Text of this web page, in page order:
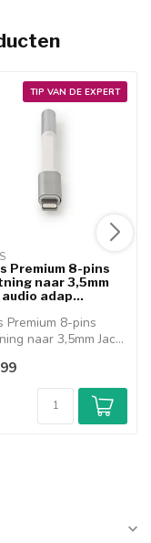
TIP VAN DE EXPERT
Premium 8-pins
naar 3,5mm
audio adap...
Premium 8-pins
naar 3,5mm Jack